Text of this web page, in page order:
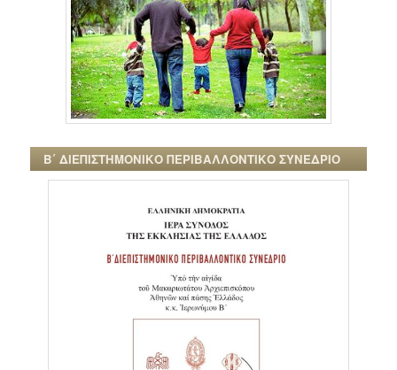
Β΄ ΔΙΕΠΙΣΤΗΜΟΝΙΚΟ ΠΕΡΙΒΑΛΛΟΝΤΙΚΟ ΣΥΝΕΔΡΙΟ